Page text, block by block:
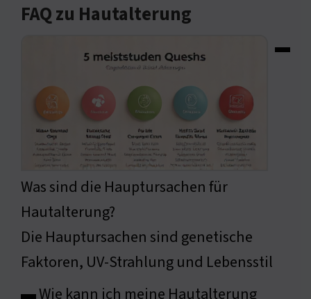
FAQ zu Hautalterung
▬
Was sind die Hauptursachen für
Hautalterung?
Die Hauptursachen sind genetische
Faktoren, UV-Strahlung und Lebensstil
▬ Wie kann ich meine Hautalterung